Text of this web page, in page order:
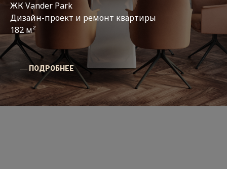
ЖК Vander Park
Дизайн-проект и ремонт квартиры
182 м²
― ПОДРОБНЕЕ